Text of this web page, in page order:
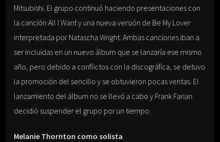
Mitsubishi. El grupo continuó haciendo presentaciones con
la canción All I Want y una nueva versión de Be My Lover
interpretada por Natascha Wright. Ambas canciones iban a
ser incluidas en un nuevo álbum que se lanzaría ese mismo
año, pero debido a conflictos con la discográfica, se detuvo
la promoción del sencillo y se obtuvieron pocas ventas. El
lanzamiento del álbum no se llevó a cabo y Frank Farian
decidió suspender el grupo por un tiempo.
Melanie Thornton como solista